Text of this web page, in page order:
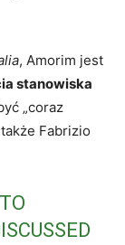
, Amorim jest
stanowiska
„coraz
Fabrizio